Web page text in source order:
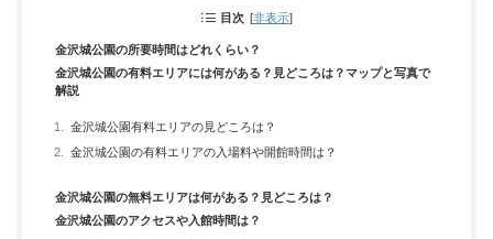
目次 [非表示]
金沢城公園の所要時間はどれくらい？
金沢城公園の有料エリアには何がある？見どころは？マップと写真で
解説
金沢城公園有料エリアの見どころは？
金沢城公園の有料エリアの入場料や開館時間は？
金沢城公園の無料エリアは何がある？見どころは？
金沢城公園のアクセスや入館時間は？